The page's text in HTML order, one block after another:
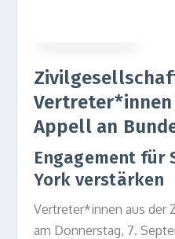
Appell an
Engagement für
York verstärken
Vertreter*innen aus der
am Don­ners­tag, 7.